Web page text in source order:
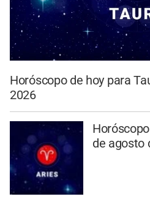
Horóscopo de hoy para
2026
de agosto